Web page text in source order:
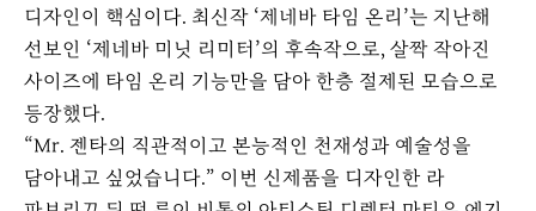
디자인이 핵심이다. 최신작 ‘제네바 타임 온리’는 지난해
선보인 ‘제네바 미닛 리미터’의 후속작으로, 살짝 작아진
사이즈에 타임 온리 기능만을 담아 한층 절제된 모습으로
등장했다.
“Mr. 젠타의 직관적이고 본능적인 천재성과 예술성을
담아내고 싶었습니다.” 이번 신제품을 디자인한 라